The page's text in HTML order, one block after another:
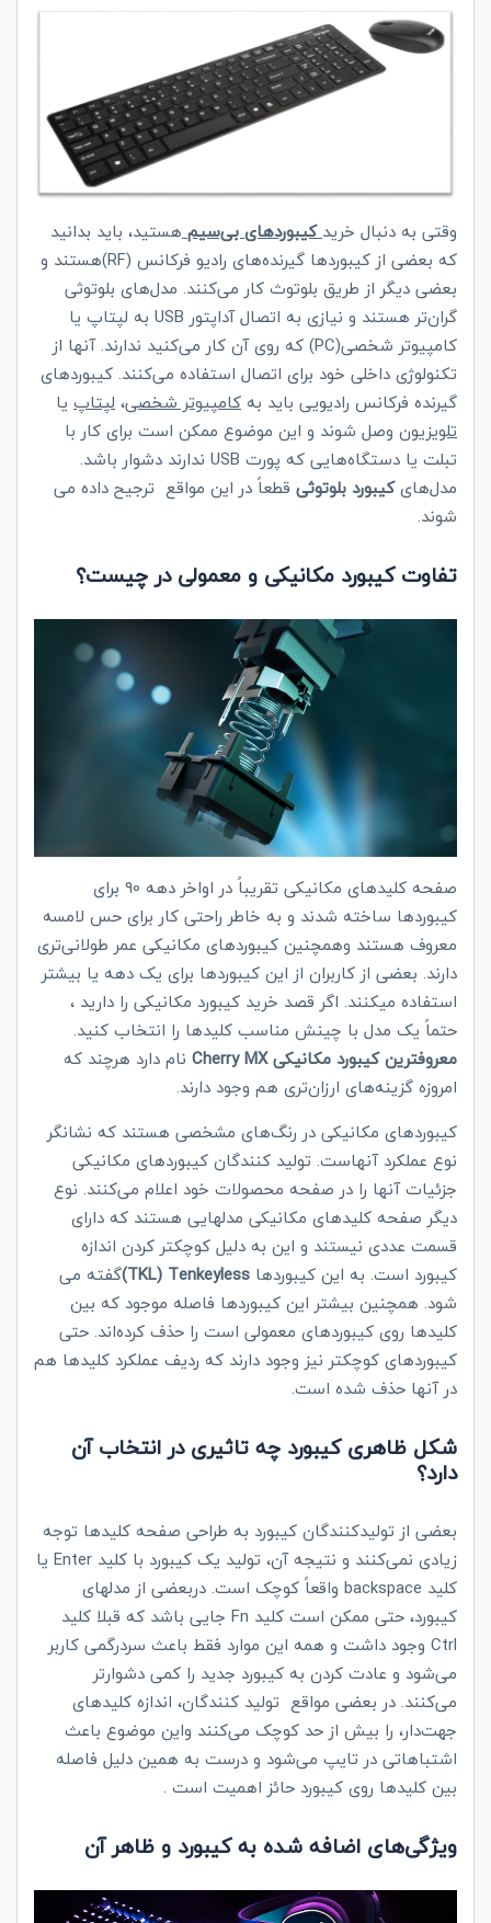
وقتی به دنبال خریدکیبوردهای بی‌سیمهستید، باید بدانید
که بعضی از کیبوردها گیرنده‌های رادیو فرکانس (RF)هستند و
بعضی دیگر از طریق بلوتوث کار می‌کنند. مدل‌های بلوتوثی
گران‌تر هستند و نیازی به اتصال آداپتور USB به لپتاپ یا
کامپیوتر شخصی(PC) که روی آن کار می‌کنید ندارند. آنها از
تکنولوژی داخلی خود برای اتصال استفاده می‌کنند. کیبوردهای
گیرنده فرکانس رادیویی باید بهکامپیوتر شخصی،لپتاپ یا
تلویزیون وصل شوند و این موضوع ممکن است برای کار با
تبلت یا دستگاه‌هایی که پورت USB ندارند دشوار باشد.
مدل‌هایکیبورد بلوتوثی قطعاً در این مواقع ترجیح داده می
شوند.
تفاوت کیبورد مکانیکی و معمولی در چیست؟
صفحه کلیدهای مکانیکی تقریباً در اواخر دهه 90 برای
کیبوردها ساخته شدند و به خاطر راحتی کار برای حس لامسه
معروف هستند وهمچنین کیبوردهای مکانیکی عمر طولانی‌تری
دارند. بعضی از کاربران از این کیبوردها برای یک دهه یا بیشتر
استفاده می‎کنند. اگر قصد خرید کیبورد مکانیکی را دارید ،
حتماً یک مدل با چینش مناسب کلیدها را انتخاب کنید.
معروفترین کیبورد مکانیکیCherry MX نام دارد هرچند که
امروزه گزینه‌های ارزان‌تری هم وجود دارند.
کیبوردهای مکانیکی در رنگ‌های مشخصی هستند که نشانگر
نوع عملکرد آنهاست. تولید کنندگان کیبوردهای مکانیکی
جزئیات آنها را در صفحه محصولات خود اعلام می‌کنند. نوع
دیگر صفحه کلیدهای مکانیکی مدلهایی هستند که دارای
قسمت عددی نیستند و این به دلیل کوچکتر کردن اندازه
کیبورد است. به این کیبوردها Tenkeyless
(
TKL
)گفته می
شود. همچنین بیشتر این کیبوردها فاصله موجود که بین
کلیدها روی کیبوردهای معمولی است را حذف کرده‌اند. حتی
کیبوردهای کوچکتر نیز وجود دارند که ردیف عملکرد کلیدها هم
در آنها حذف شده است.
شکل ظاهری کیبورد چه تاثیری در انتخاب آن
دارد؟
بعضی از تولیدکنندگان کیبورد به طراحی صفحه کلیدها توجه
زیادی نمی‌کنند و نتیجه آن، تولید یک کیبورد با کلید Enter یا
کلید backspace واقعاً کوچک است. دربعضی از مدلهای
کیبورد، حتی ممکن است کلید Fn جایی باشد که قبلا کلید
Ctrl وجود داشت و همه این موارد فقط باعث سردرگمی کاربر
می‌شود و عادت کردن به کیبورد جدید را کمی دشوارتر
می‌کنند. در بعضی مواقع تولید کنندگان، اندازه کلیدهای
جهت‌دار، را بیش از حد کوچک می‌کنند واین موضوع باعث
اشتباهاتی در تایپ می‌شود و درست به همین دلیل فاصله
بین کلیدها روی کیبورد حائز اهمیت است .
ویژگی‌های اضافه شده به کیبورد و ظاهر آن